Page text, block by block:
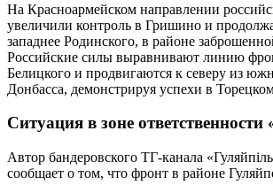
На Красноармейском направлении
увеличили контроль в Гришино и
западнее Родинского, в районе
Российские силы выравнивают линию
Белицкого и продвигаются к северу из
Донбасса, демонстрируя успехи в
Ситуация в зоне ответственности
Автор бандеровского ТГ-канала
сообщает о том, что фронт в районе